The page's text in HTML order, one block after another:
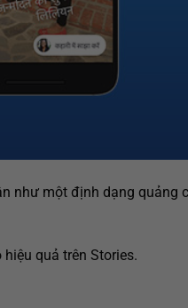
như một định dạng quảng
quả trên Stories.